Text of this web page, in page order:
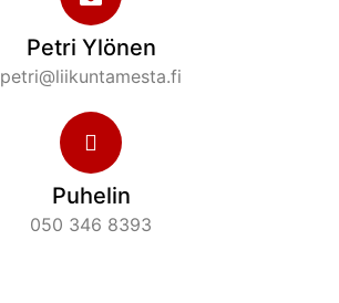
Petri Ylönen
petri@liikuntamesta.fi
Puhelin
050 346 8393